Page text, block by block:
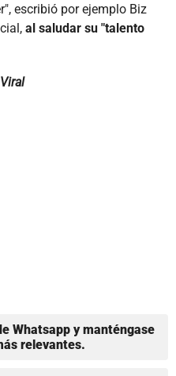
escribió por ejemplo Biz
al saludar su "talento
Whatsapp y manténgase
relevantes.